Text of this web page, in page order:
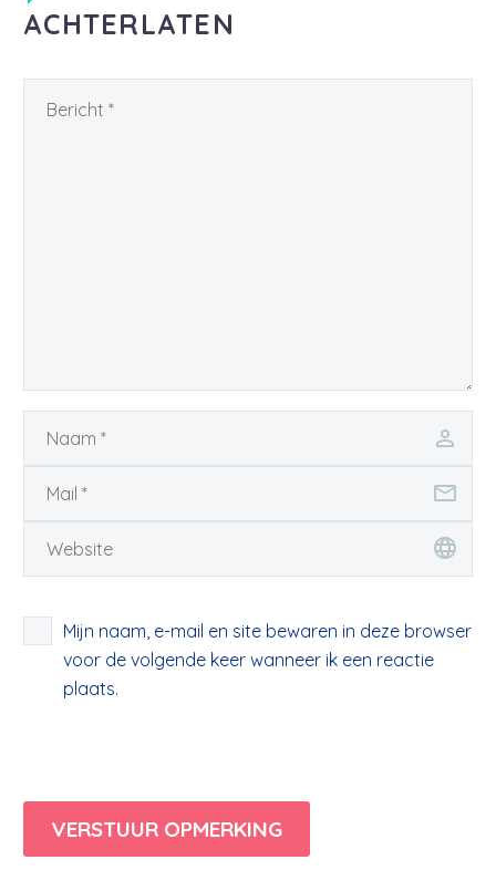
ACHTERLATEN
Mijn naam, e-mail en site bewaren in deze browser
voor de volgende keer wanneer ik een reactie
plaats.
VERSTUUR OPMERKING